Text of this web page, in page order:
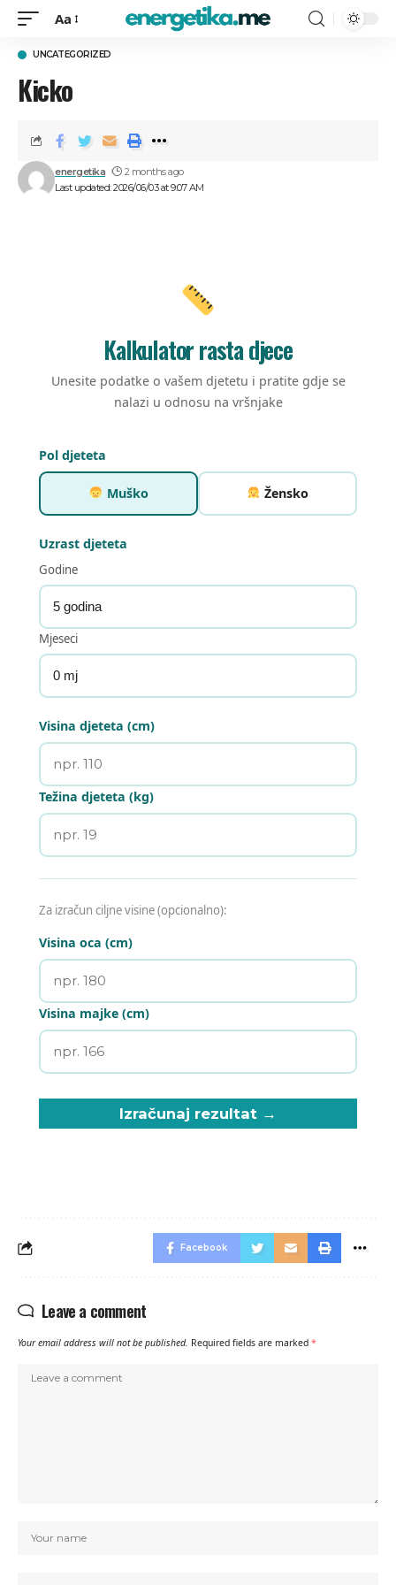
Aa
UNCATEGORIZED
Kicko
Last updated: 2026/06/03 at 9:07 AM
energetika 2 months ago
Kalkulator rasta djece
Unesite podatke o vašem djetetu i pratite gdje se
nalazi u odnosu na vršnjake
Pol djeteta
Muško Žensko
Uzrast djeteta
Godine
Mjeseci
Visina djeteta (cm)
Težina djeteta (kg)
Za izračun ciljne visine (opcionalno):
Visina oca (cm)
Visina majke (cm)
Izračunaj rezultat →
Facebook
Leave a comment
Your email address will not be published. Required fields are marked *